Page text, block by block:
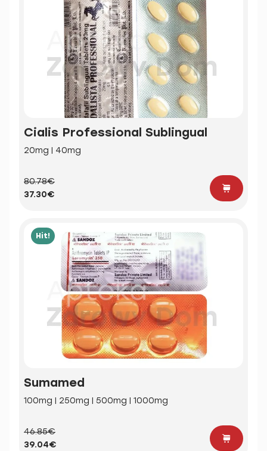
Cialis Professional Sublingual
20mg | 40mg
80.78€
37.30€
Hit!
Sumamed
100mg | 250mg | 500mg | 1000mg
46.85€
39.04€